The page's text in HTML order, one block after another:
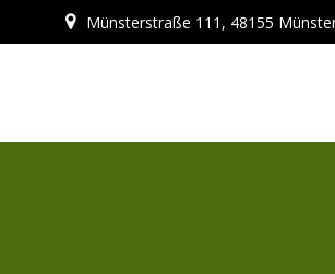
Inhalt
Münsterstraße 111, 48155